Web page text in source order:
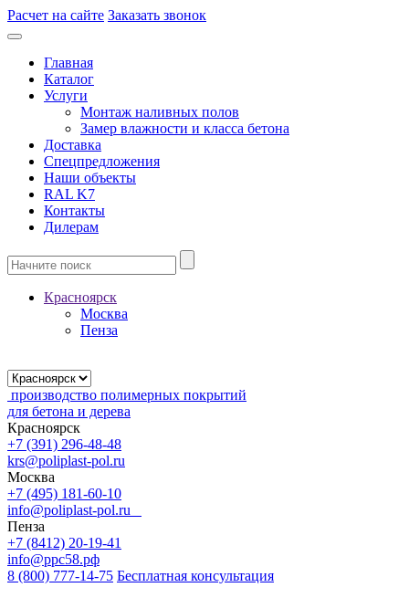
Расчет на сайте Заказать звонок
Главная
Каталог
Услуги
Монтаж наливных полов
Замер влажности и класса бетона
Доставка
Спецпредложения
Наши объекты
RAL K7
Контакты
Дилерам
Красноярск
Москва
Пенза
производство полимерных покрытий
для бетона и дерева
Красноярск
+7 (391) 296-48-48
krs@poliplast-pol.ru
Москва
+7 (495) 181-60-10
info@poliplast-pol.ru
Пенза
+7 (8412) 20-19-41
info@ррс58.рф
8 (800) 777-14-75 Бесплатная консультация